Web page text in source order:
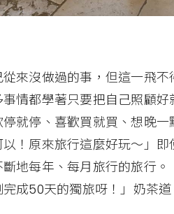
來沒做過的事，但這一飛不
事情都學著只要把自己照顧
就停、喜歡買就買、想晚
！原來旅行這麼好玩～」
地每年、每月旅行的旅行
成50天的獨旅呀！」奶茶道